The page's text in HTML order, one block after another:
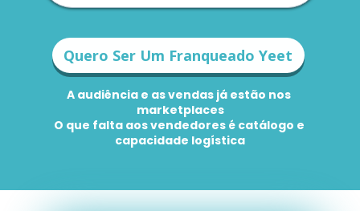
A audiência e as vendas já estão nos
marketplaces
O que falta aos vendedores é catálogo e
capacidade logística
Quero Ser Um Franqueado Yeet